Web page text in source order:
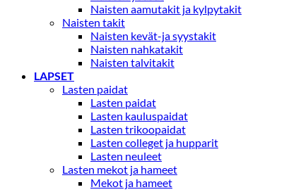
Naisten aamutakit ja kylpytakit
Naisten takit
Naisten kevät-ja syystakit
Naisten nahkatakit
Naisten talvitakit
LAPSET
Lasten paidat
Lasten paidat
Lasten kauluspaidat
Lasten trikoopaidat
Lasten colleget ja hupparit
Lasten neuleet
Lasten mekot ja hameet
Mekot ja hameet